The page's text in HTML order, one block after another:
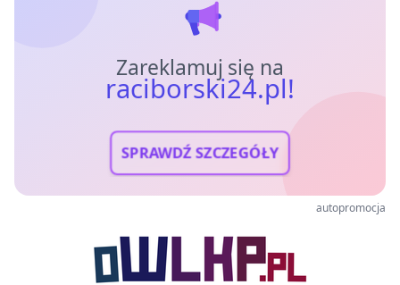
Zareklamuj się na
raciborski24.pl!
SPRAWDŹ SZCZEGÓŁY
autopromocja